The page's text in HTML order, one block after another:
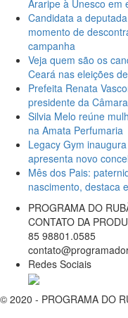
Araripe à Unesco em
Candidata a
momento de
campanha
Veja quem são os
Ceará nas eleições
Prefeita Renata
presidente da
Silvia Melo reúne
na Amata Perfumaria
Legacy Gym
apresenta novo
Mês dos Pais:
nascimento, destaca
PROGRAMA DO
CONTATO DA
85 98801.0585
Redes Sociais
© 2020 - PROGRAMA DO